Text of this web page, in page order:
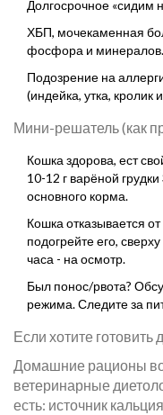
Долгосрочное «сидим
ХБП, мочекаменная
фосфора и минералов.
Подозрение на
(индейка, утка, кролик
Мини-решатель (как
Кошка здорова, ест
10-12 г варёной
основного корма.
Кошка отказывается
подогрейте его,
часа - на осмотр.
Был понос/рвота?
режима. Следите за
Если хотите готовить
Домашние рационы
ветеринарные
есть: источник